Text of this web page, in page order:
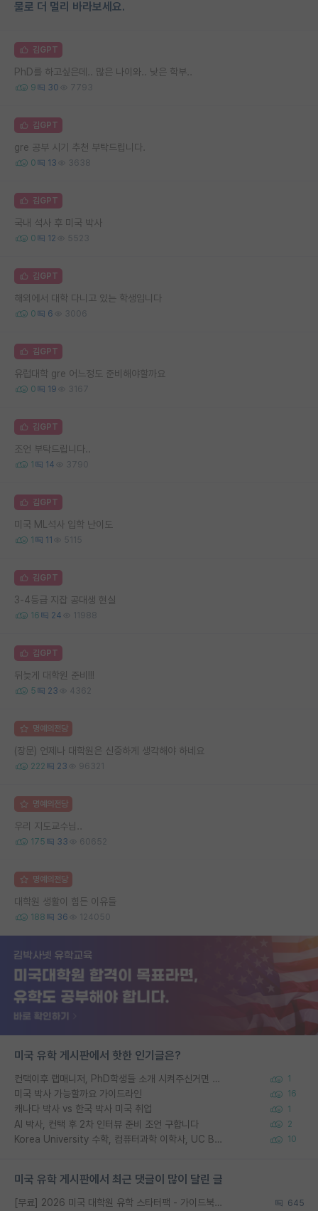
물로 더 멀리 바라보세요.
김GPT
PhD를 하고싶은데.. 많은 나이와.. 낮은 학부..
9 30 7793
김GPT
gre 공부 시기 추천 부탁드립니다.
0 13 3638
김GPT
국내 석사 후 미국 박사
0 12 5523
김GPT
해외에서 대학 다니고 있는 학생입니다
0 6 3006
김GPT
유럽대학 gre 어느정도 준비해야할까요
0 19 3167
김GPT
조언 부탁드립니다..
1 14 3790
김GPT
미국 ML석사 입학 난이도
1 11 5115
김GPT
3-4등급 지잡 공대생 현실
16 24 11988
김GPT
뒤늦게 대학원 준비!!!
5 23 4362
명예의전당
(장문) 언제나 대학원은 신중하게 생각해야 하네요
222 23 96321
명예의전당
우리 지도교수님..
175 33 60652
명예의전당
대학원 생활이 힘든 이유들
188 36 124050
미국 유학 게시판에서 핫한 인기글은?
컨택이후 랩매니저, PhD학생들 소개 시켜주신거면 거의 컨펌에 가깝나요? 1
미국 박사 가능할까요 가이드라인 16
캐나다 박사 vs 한국 박사 미국 취업 1
AI 박사, 컨택 후 2차 인터뷰 준비 조언 구합니다 2
Korea University 수학, 컴퓨터과학 이학사, UC Berkeley 산업공학 대학원 공학박사가 되는 것은 쉽지 않겠죠? 10
미국 유학 게시판에서 최근 댓글이 많이 달린 글
[무료] 2026 미국 대학원 유학 스타터팩 - 가이드북 & 합격자 컨택메일 템플릿 645